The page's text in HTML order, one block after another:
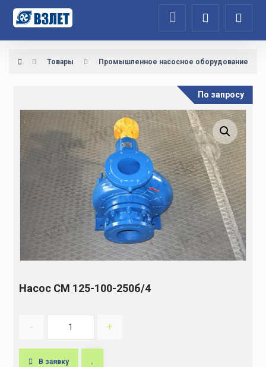
Товары Промышленное насосное оборудование
Увеличить изображение
Насос СМ 125-100-250б/4
По запросу
- +
В заявку